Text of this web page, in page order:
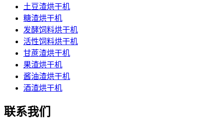
土豆渣烘干机
糖渣烘干机
发酵饲料烘干机
活性饲料烘干机
甘蔗渣烘干机
果渣烘干机
酱油渣烘干机
酒渣烘干机
联系我们